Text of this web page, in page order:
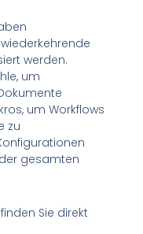
werden.
um
um Workflows
zu
gesamten
Sie direkt